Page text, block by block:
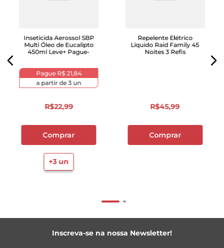
Inseticida Aerossol SBP
Multi Óleo de Eucalipto
450ml Leve+ Pague-
Pague R$ 21,84
a partir de3un
R$22,99
Comprar
+3un
Repelente Elétrico
Líquido Raid Family 45
Noites 3 Refis
R$45,99
Comprar
Inscreva-se na nossa Newsletter!